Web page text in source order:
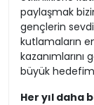
paylaşmak
gençlerin
kutlamaların
büyük
Her yıl daha